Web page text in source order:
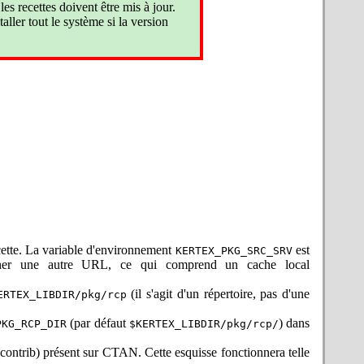
primitives supplémentaires de
les fichiers compactés dans des
n'étant pas présents. Utilisez
Merci à Elyes Kanzari pour le
en erreurs ce qui n'étaient que
erreurs. Cela a été corrigé, tant
du problème !
La publication ne concerne que la
le rapport d'erreur et pour avoir
sert à la gestion des paquets tiers
est que la version de mise à jour en
a été réalisée.
!et ce pour une raison totalement
Retour donc à l'original et il
actuelle des sources) sur
recettes doivent être mis à jour.
tout le système si la version
La variable d'environnement KERTEX_PKG_SRC_SRVest
une autre URL, ce qui comprend un cache local
pkg/rcp (il s'agit d'un répertoire, pas d'une
(par défaut $KERTEX_LIBDIR/pkg/rcp/) dans
présent sur CTAN. Cette esquisse fonctionnera telle